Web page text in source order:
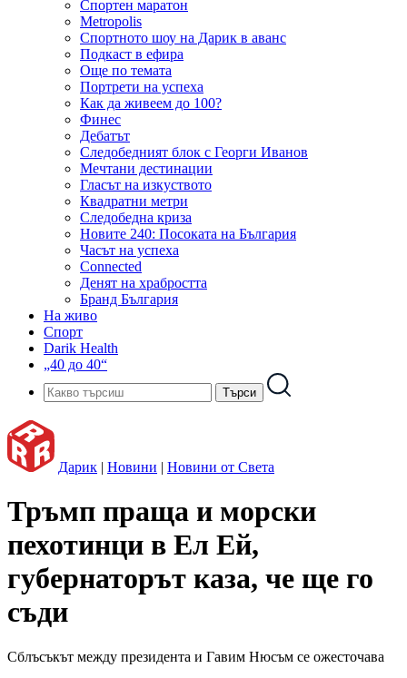
Спортен маратон
Metropolis
Спортното шоу на Дарик в аванс
Подкаст в ефира
Още по темата
Портрети на успеха
Как да живеем до 100?
Финес
Дебатът
Следобедният блок с Георги Иванов
Мечтани дестинации
Гласът на изкуството
Квадратни метри
Следобедна криза
Новите 240: Посоката на България
Часът на успеха
Connected
Денят на храбростта
Бранд България
На живо
Спорт
Darik Health
„40 до 40“
Дарик | Новини | Новини от Света
Тръмп праща и морски
пехотинци в Ел Ей,
губернаторът каза, че ще го
съди
Сблъсъкът между президента и Гавим Нюсъм се ожесточава